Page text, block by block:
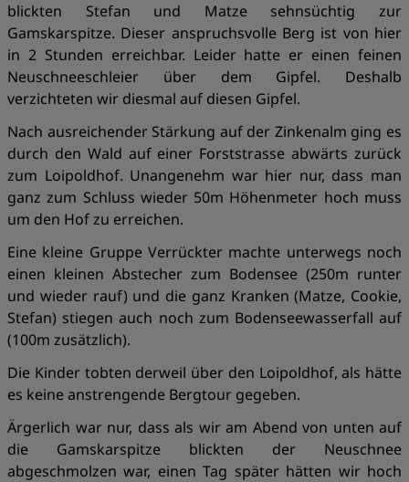
blickten Stefan und Matze sehnsüchtig zur
Gamskarspitze. Dieser anspruchsvolle Berg ist von hier
in 2 Stunden erreichbar. Leider hatte er einen feinen
Neuschneeschleier über dem Gipfel. Deshalb
verzichteten wir diesmal auf diesen Gipfel.
Nach ausreichender Stärkung auf der Zinkenalm ging es
durch den Wald auf einer Forststrasse abwärts zurück
zum Loipoldhof. Unangenehm war hier nur, dass man
ganz zum Schluss wieder 50m Höhenmeter hoch muss
um den Hof zu erreichen.
Eine kleine Gruppe Verrückter machte unterwegs noch
einen kleinen Abstecher zum Bodensee (250m runter
und wieder rauf) und die ganz Kranken (Matze, Cookie,
Stefan) stiegen auch noch zum Bodenseewasserfall auf
(100m zusätzlich).
Die Kinder tobten derweil über den Loipoldhof, als hätte
es keine anstrengende Bergtour gegeben.
Ärgerlich war nur, dass als wir am Abend von unten auf
die Gamskarspitze blickten der Neuschnee
abgeschmolzen war, einen Tag später hätten wir hoch